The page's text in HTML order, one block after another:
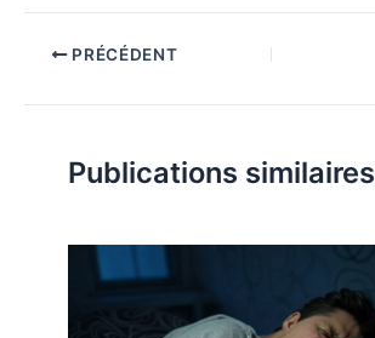
PRÉCÉDENT
Publications similaires